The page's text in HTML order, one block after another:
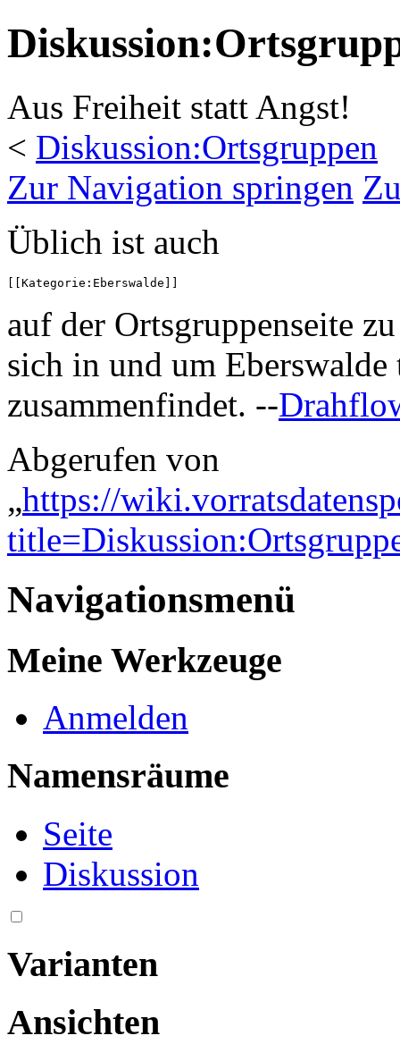
Aus Freiheit statt Angst!
< Diskussion:Ortsgruppen
Zur Navigation springen
Üblich ist auch
auf der Ortsgruppenseite
sich in und um
zusammenfindet. --
Abgerufen von
„https://
Navigationsmenü
Meine Werkzeuge
Anmelden
Namensräume
Seite
Diskussion
Varianten
Ansichten